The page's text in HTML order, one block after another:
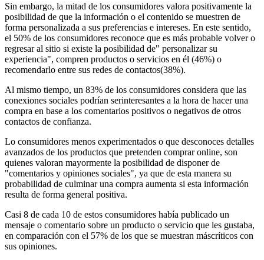
Sin embargo, la mitad de los consumidores valora positivamente la
posibilidad de que la información o el contenido se muestren de
forma personalizada a sus preferencias e intereses. En este sentido,
el 50% de los consumidores reconoce que es más probable volver o
regresar al sitio si existe la posibilidad de" personalizar su
experiencia", compren productos o servicios en él (46%) o
recomendarlo entre sus redes de contactos(38%).
Al mismo tiempo, un 83% de los consumidores considera que las
conexiones sociales podrían serinteresantes a la hora de hacer una
compra en base a los comentarios positivos o negativos de otros
contactos de confianza.
Lo consumidores menos experimentados o que desconoces detalles
avanzados de los productos que pretenden comprar online, son
quienes valoran mayormente la posibilidad de disponer de
"comentarios y opiniones sociales", ya que de esta manera su
probabilidad de culminar una compra aumenta si esta información
resulta de forma general positiva.
Casi 8 de cada 10 de estos consumidores había publicado un
mensaje o comentario sobre un producto o servicio que les gustaba,
en comparación con el 57% de los que se muestran máscríticos con
sus opiniones.